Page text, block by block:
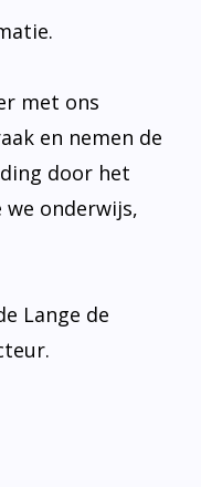
met ons
en nemen de
door het
onderwijs,
Lange de